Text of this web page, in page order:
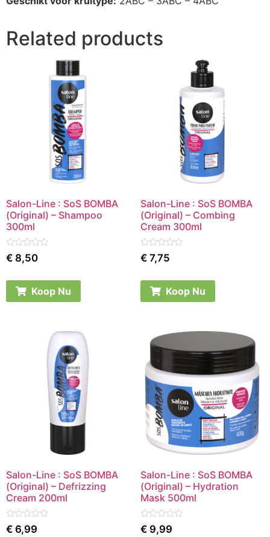
Related products
Salon-Line : SoS BOMBA
(Original) – Shampoo
300ml
Rated
0
€ 8,50
Koop Nu
Salon-Line : SoS BOMBA
(Original) – Combing
Cream 300ml
Rated
0
€7,75
Koop Nu
Salon-Line : SoS BOMBA
(Original) – Defrizzing
Cream 200ml
Rated
0
€ 6,99
Salon-Line : SoS BOMBA
(Original) – Hydration
Mask 500ml
Rated
0
€9,99